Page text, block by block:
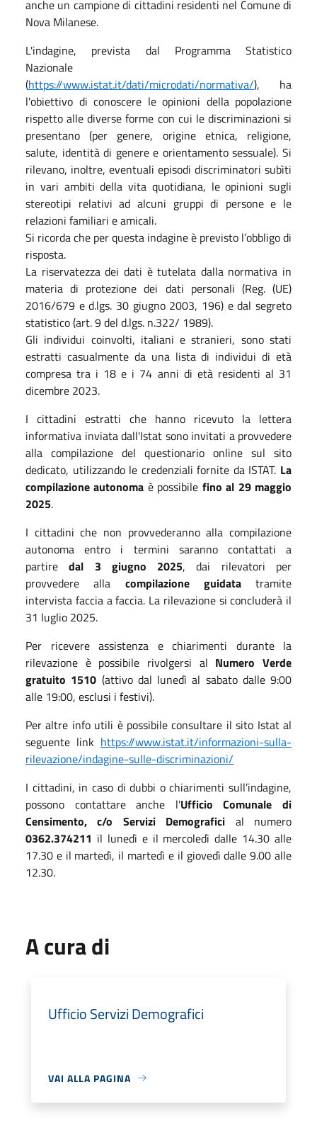
anche un campione di cittadini residenti nel Comune di
Nova Milanese.
L'indagine, prevista dal Programma Statistico
Nazionale
(https://www.istat.it/dati/microdati/normativa/), ha
l'obiettivo di conoscere le opinioni della popolazione
rispetto alle diverse forme con cui le discriminazioni si
presentano (per genere, origine etnica, religione,
salute, identità di genere e orientamento sessuale). Si
rilevano, inoltre, eventuali episodi discriminatori subìti
in vari ambiti della vita quotidiana, le opinioni sugli
stereotipi relativi ad alcuni gruppi di persone e le
relazioni familiari e amicali.
Si ricorda che per questa indagine è previsto l’obbligo di
risposta.
La riservatezza dei dati è tutelata dalla normativa in
materia di protezione dei dati personali (Reg. (UE)
2016/679 e d.lgs. 30 giugno 2003, 196) e dal segreto
statistico (art. 9 del d.lgs. n.322/ 1989).
Gli individui coinvolti, italiani e stranieri, sono stati
estratti casualmente da una lista di individui di età
compresa tra i 18 e i 74 anni di età residenti al 31
dicembre 2023.
I cittadini estratti che hanno ricevuto la lettera
informativa inviata dall'Istat sono invitati a provvedere
alla compilazione del questionario online sul sito
dedicato, utilizzando le credenziali fornite da ISTAT. La
compilazione autonoma è possibile fino al 29 maggio
2025.
I cittadini che non provvederanno alla compilazione
autonoma entro i termini saranno contattati a
partiredal 3 giugno 2025, dai rilevatori per
provvedere alla compilazione guidatatramite
intervista faccia a faccia. La rilevazione si concluderà il
31 luglio 2025.
Per ricevere assistenza e chiarimenti durante la
rilevazione è possibile rivolgersi al Numero Verde
gratuito 1510 (attivo dal lunedì al sabato dalle 9:00
alle 19:00, esclusi i festivi).
Per altre info utili è possibile consultare il sito Istat al
seguente link https://www.istat.it/informazioni-sulla-
rilevazione/indagine-sulle-discriminazioni/
I cittadini, in caso di dubbi o chiarimenti sull’indagine,
possono contattare anche l'Ufficio Comunale di
Censimento, c/o Servizi Demografici al numero
0362.374211 il lunedì e il mercoledì dalle 14.30 alle
17.30 e il martedì, il martedì e il giovedì dalle 9.00 alle
12.30.
A cura di
Ufficio Servizi Demografici
VAI ALLA PAGINA